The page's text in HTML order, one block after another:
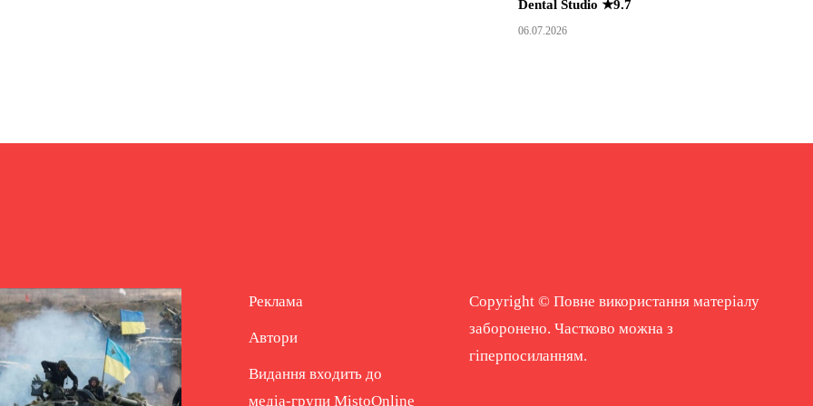
Dental Studio ★9.7
06.07.2026
Реклама
Автори
Видання входить до
медіа-групи MistoOnline
Copyright © Повне використання матеріалу
заборонено. Частково можна з
гіперпосиланням.